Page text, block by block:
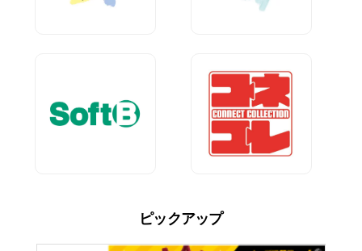
ピックアップ